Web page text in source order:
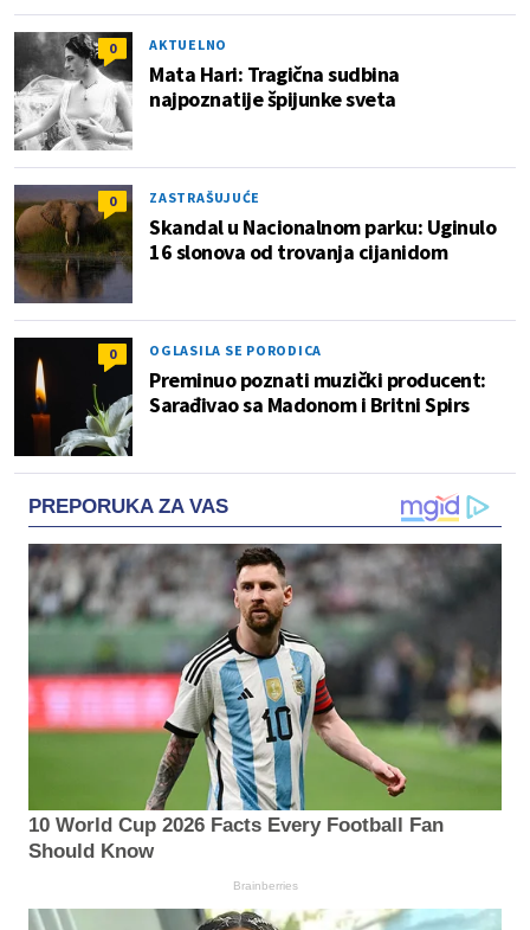
0 AKTUELNO
Mata Hari: Tragična sudbina
najpoznatije špijunke sveta
0 ZASTRAŠUJUĆE
Skandal u Nacionalnom parku: Uginulo
16 slonova od trovanja cijanidom
0 OGLASILA SE PORODICA
Preminuo poznati muzički producent:
Sarađivao sa Madonom i Britni Spirs
PREPORUKA ZA VAS
10 World Cup 2026 Facts Every Football Fan
Should Know
Brainberries